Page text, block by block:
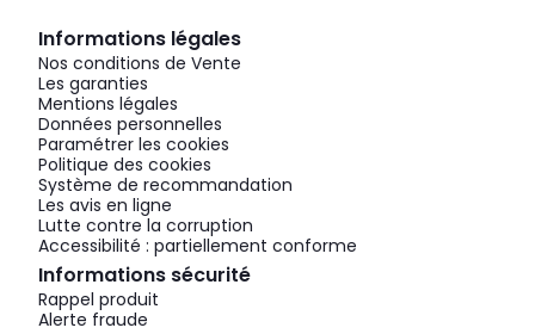
Informations légales
Nos conditions de Vente
Les garanties
Mentions légales
Données personnelles
Paramétrer les cookies
Politique des cookies
Système de recommandation
Les avis en ligne
Lutte contre la corruption
Accessibilité : partiellement conforme
Informations sécurité
Rappel produit
Alerte fraude